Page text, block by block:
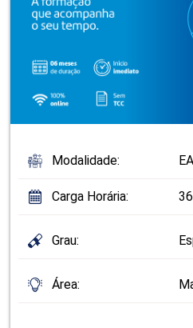
Modalidade:
Carga Horária:
Grau:
Área: